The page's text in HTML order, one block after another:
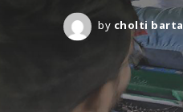
by cholti barta